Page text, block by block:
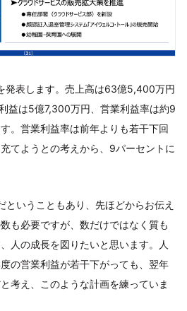
発表します。売上高は63億5,400万円
益は5億7,300万円、営業利益率は約9
。営業利益率は前年よりも若干下回
てようとの考えから、9パーセントに
ということもあり、先ほどからお伝え
も必要ですが、数だけではなく質も
人の成長を図りたいと思います。人
の営業利益が若干下がっても、翌年
考え、このような計画を練っていま